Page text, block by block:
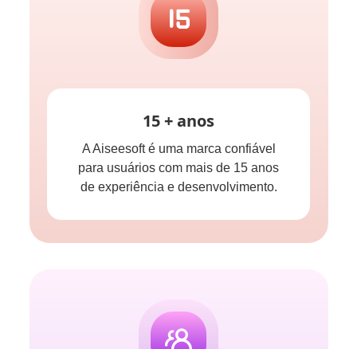
15 + anos
A Aiseesoft é uma marca confiável
para usuários com mais de 15 anos
de experiência e desenvolvimento.